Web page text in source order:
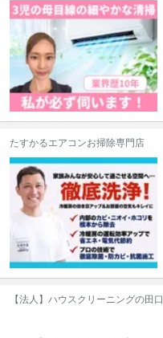
たすかるエアコンお掃除専門店
【法人】ハウスクリーニングの田口